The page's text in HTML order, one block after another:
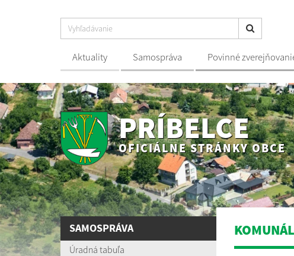
Aktuality Samospráva Povinné
PRÍBELCE
OFICIÁLNE STRÁNKY OBCE
SAMOSPRÁVA
Úradná tabuľa